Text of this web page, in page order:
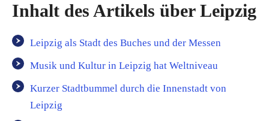
Inhalt des Artikels über Leipzig
Leipzig als Stadt des Buches und der Messen
Musik und Kultur in Leipzig hat Weltniveau
Kurzer Stadtbummel durch die Innenstadt von
Leipzig